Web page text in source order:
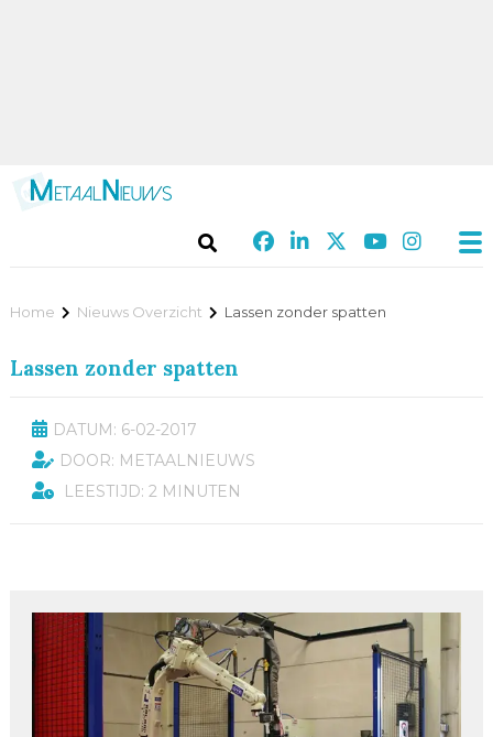
Home Nieuws Overzicht Lassen zonder spatten
Lassen zonder spatten
DATUM: 6-02-2017
DOOR: METAALNIEUWS
LEESTIJD: 2 MINUTEN